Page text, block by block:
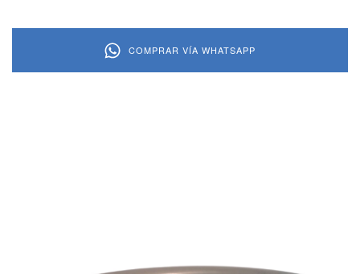
COMPRAR VÍA WHATSAPP